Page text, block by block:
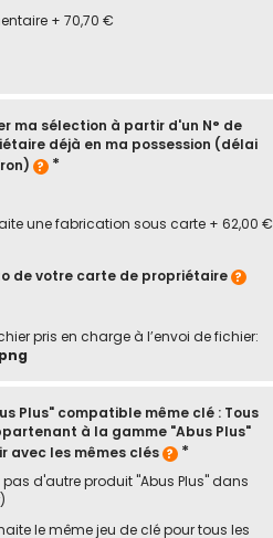
+ 70,70 €
ma sélection à partir d'un N° de
déjà en ma possession (délai
une fabrication sous carte + 62,00 €
de votre carte de propriétaire
pris en charge à l’envoi de fichier:
Plus" compatible même clé : Tous
à la gamme "Abus Plus"
avec les mêmes clés
pas d'autre produit "Abus Plus" dans
le même jeu de clé pour tous les